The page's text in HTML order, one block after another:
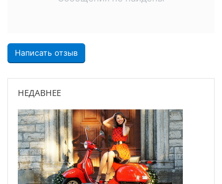
Написать отзыв
НЕДАВНЕЕ